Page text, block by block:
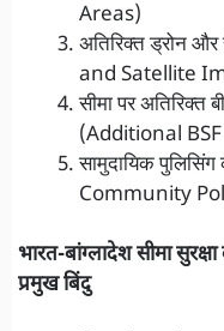
Areas)
अतिरिक्त ड्रोन
and Satellite
सीमा पर अतिरिक्त
(Additional
सामुदायिक
Community
भारत-बांग्लादेश सीमा
प्रमुख बिंदु